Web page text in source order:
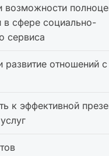
возможности
в сфере социально-
сервиса
развитие отношений с
к эффективной